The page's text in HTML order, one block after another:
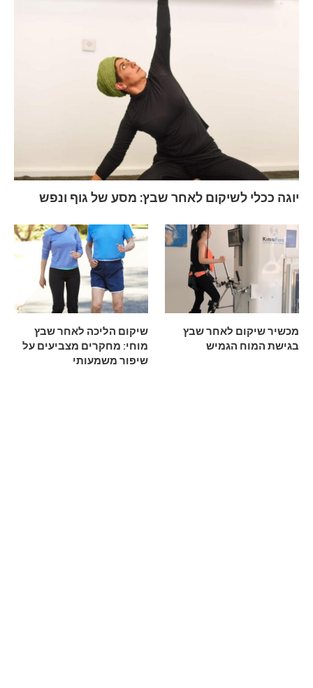
יוגה ככלי לשיקום לאחר שבץ: מסע של גוף ונפש
שיקום הליכה לאחר שבץ
מוחי: מחקרים מצביעים על
שיפור משמעותי
מכשיר שיקום לאחר שבץ
בגישת המוח הגמיש